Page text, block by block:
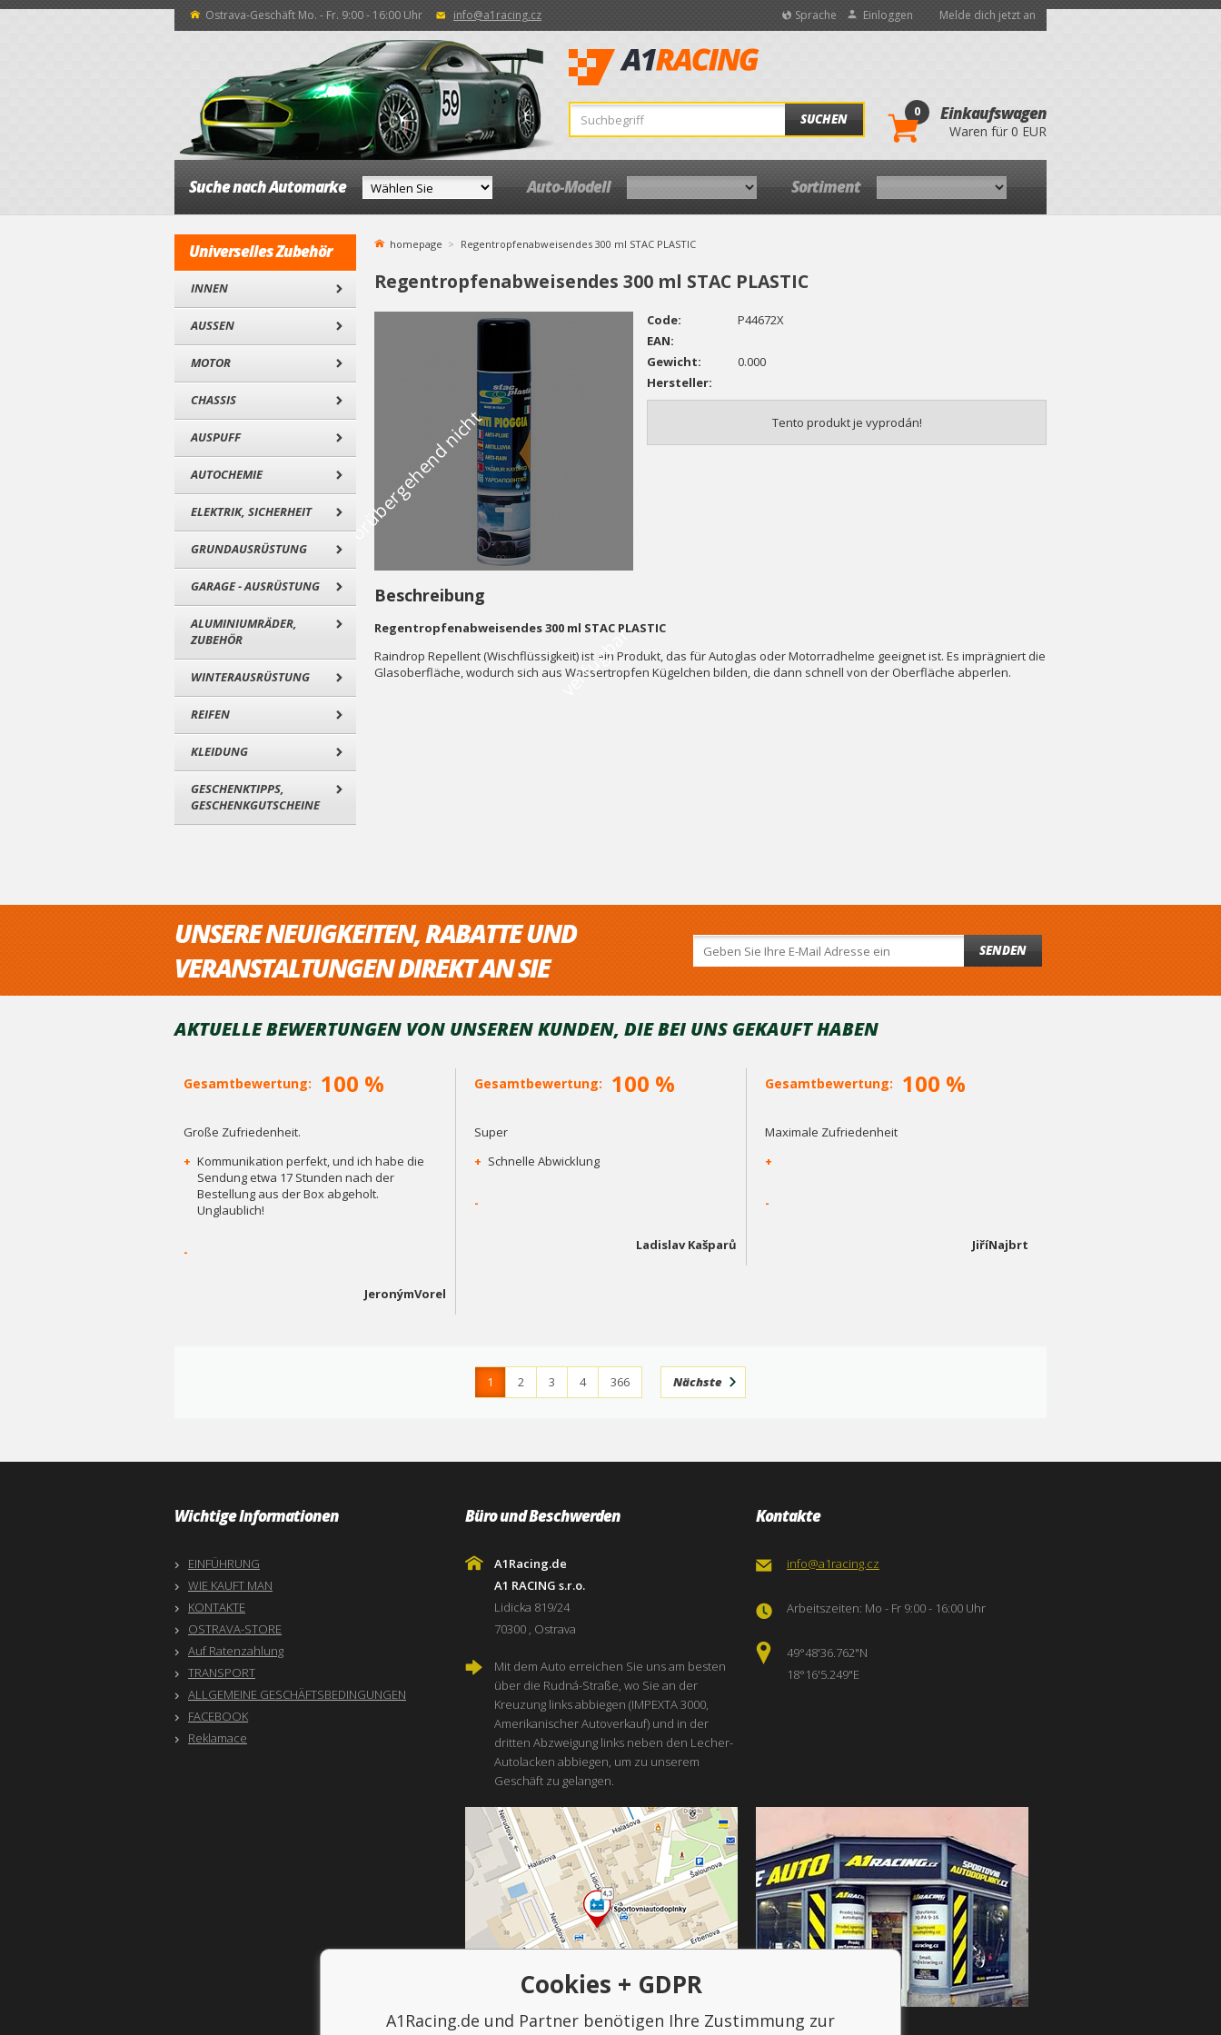
Ostrava-Geschäft Mo. - Fr. 9:00 - 16:00 Uhr info@a1racing.cz Sprache Einloggen Melde dich jetzt an
SUCHEN 0 Einkaufswagen
Waren für 0 EUR
Suche nach Automarke Auto-Modell Sortiment
Universelles Zubehör
INNEN
AUSSEN
MOTOR
CHASSIS
AUSPUFF
AUTOCHEMIE
ELEKTRIK, SICHERHEIT
GRUNDAUSRÜSTUNG
GARAGE - AUSRÜSTUNG
ALUMINIUMRÄDER,
ZUBEHÖR
WINTERAUSRÜSTUNG
REIFEN
KLEIDUNG
GESCHENKTIPPS,
GESCHENKGUTSCHEINE
homepage Regentropfenabweisendes 300 ml STAC PLASTIC
Regentropfenabweisendes 300 ml STAC PLASTIC
V
o
r
ü
b
e
r
g
e
h
e
n
d
n
i
c
h
t
v
e
r
f
ü
g
b
a
r
Code:
P44672X
EAN:
Gewicht:
0.000
Hersteller:
Tento produkt je vyprodán!
Beschreibung
Regentropfenabweisendes 300 ml STAC PLASTIC
Raindrop Repellent (Wischflüssigkeit) ist ein Produkt, das für Autoglas oder Motorradhelme geeignet ist. Es imprägniert die
Glasoberfläche, wodurch sich aus Wassertropfen Kügelchen bilden, die dann schnell von der Oberfläche abperlen.
UNSERE NEUIGKEITEN, RABATTE UND
VERANSTALTUNGEN DIREKT AN SIE
SENDEN
AKTUELLE BEWERTUNGEN VON UNSEREN KUNDEN, DIE BEI ​​UNS GEKAUFT HABEN
Gesamtbewertung: 100 %
Große Zufriedenheit.
+ Kommunikation perfekt, und ich habe die
Sendung etwa 17 Stunden nach der
Bestellung aus der Box abgeholt.
Unglaublich!
-
JeronýmVorel
Gesamtbewertung: 100 %
Super
+ Schnelle Abwicklung
-
Ladislav Kašparů
Gesamtbewertung: 100 %
Maximale Zufriedenheit
+
-
JiříNajbrt
1 2 3 4 366 Nächste
Wichtige Informationen
EINFÜHRUNG
WIE KAUFT MAN
KONTAKTE
OSTRAVA-STORE
Auf Ratenzahlung
TRANSPORT
ALLGEMEINE GESCHÄFTSBEDINGUNGEN
FACEBOOK
Reklamace
Büro und Beschwerden
A1Racing.de
A1 RACING s.r.o.
Lidicka 819/24
70300 , Ostrava
Mit dem Auto erreichen Sie uns am besten
über die Rudná-Straße, wo Sie an der
Kreuzung links abbiegen (IMPEXTA 3000,
Amerikanischer Autoverkauf) und in der
dritten Abzweigung links neben den Lecher-
Autolacken abbiegen, um zu unserem
Geschäft zu gelangen.
Kontakte
info@a1racing.cz
Arbeitszeiten: Mo - Fr 9:00 - 16:00 Uhr
49°48'36.762"N
18°16'5.249"E
Cookies + GDPR
A1Racing.de und Partner benötigen Ihre Zustimmung zur